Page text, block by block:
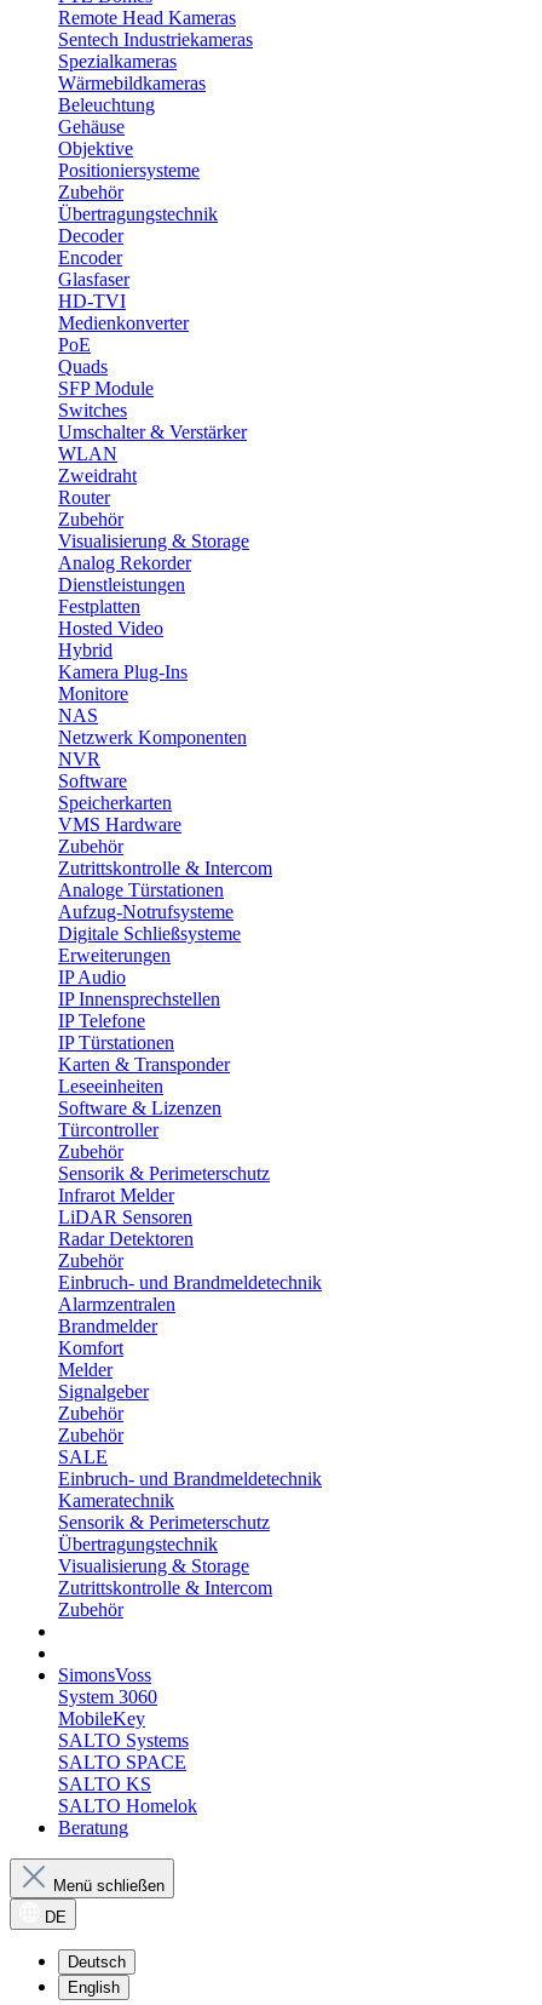
Remote Head Kameras
Sentech Industriekameras
Spezialkameras
Wärmebildkameras
Beleuchtung
Gehäuse
Objektive
Positioniersysteme
Zubehör
Übertragungstechnik
Decoder
Encoder
Glasfaser
HD-TVI
Medienkonverter
PoE
Quads
SFP Module
Switches
Umschalter & Verstärker
WLAN
Zweidraht
Router
Zubehör
Visualisierung & Storage
Analog Rekorder
Dienstleistungen
Festplatten
Hosted Video
Hybrid
Kamera Plug-Ins
Monitore
NAS
Netzwerk Komponenten
NVR
Software
Speicherkarten
VMS Hardware
Zubehör
Zutrittskontrolle & Intercom
Analoge Türstationen
Aufzug-Notrufsysteme
Digitale Schließsysteme
Erweiterungen
IP Audio
IP Innensprechstellen
IP Telefone
IP Türstationen
Karten & Transponder
Leseeinheiten
Software & Lizenzen
Türcontroller
Zubehör
Sensorik & Perimeterschutz
Infrarot Melder
LiDAR Sensoren
Radar Detektoren
Zubehör
Einbruch- und Brandmeldetechnik
Alarmzentralen
Brandmelder
Komfort
Melder
Signalgeber
Zubehör
Zubehör
SALE
Einbruch- und Brandmeldetechnik
Kameratechnik
Sensorik & Perimeterschutz
Übertragungstechnik
Visualisierung & Storage
Zutrittskontrolle & Intercom
Zubehör
SimonsVoss
System 3060
MobileKey
SALTO Systems
SALTO SPACE
SALTO KS
SALTO Homelok
Beratung
Menü schließen
DE
Deutsch
English